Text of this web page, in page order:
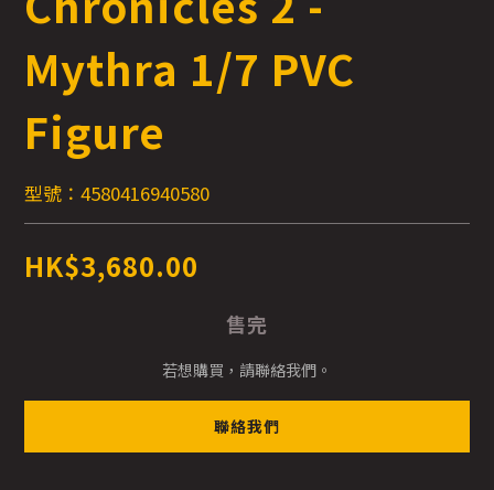
Mythra 1/7 PVC
Figure
型號：4580416940580
HK$3,680.00
售完
若想購買，請聯絡我們。
聯絡我們